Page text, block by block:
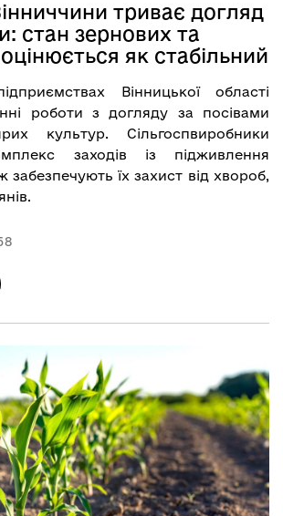
триває догляд
стан зернових та
як стабільний
Вінницької області
роботи з догляду за посівами
культур. Сільгоспвиробники
заходів із підживлення
забезпечують їх захист від хвороб,